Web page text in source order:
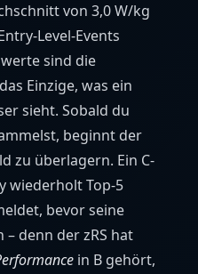
von 3,0 W/kg
Level-Events
sind die
Einzige, was ein
sieht. Sobald du
beginnt der
zu überlagern. Ein C-
wiederholt Top-5
bevor seine
denn der zRS hat
in B gehört,